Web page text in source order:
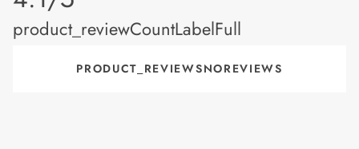
product_reviewCountLabelFull
PRODUCT_REVIEWSNOREVIEWS